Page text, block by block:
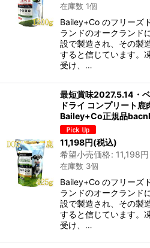
在庫数 1個
Bailey+Co のフリーズ
ランドのオークランド
設で製造され、その製
すると信じています。
受け、…
最短賞味2027.5.14・
ドライ コンプリート
Bailey+Co正規品
11,198円(税込)
希望小売価格: 11,198円
在庫数 3個
Bailey+Co のフリーズ
ランドのオークランド
設で製造され、その製
すると信じています。
受け、…